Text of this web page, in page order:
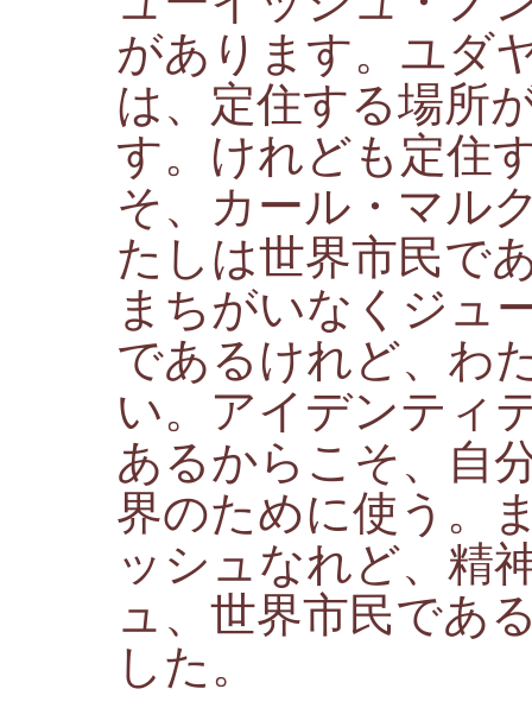
があります。ユダ
は、定住する場所
す。けれども定住
そ、カール・マル
たしは世界市民で
まちがいなくジュ
であるけれど、わ
い。アイデンティ
あるからこそ、自
界のために使う。
ッシュなれど、精
ュ、世界市民であ
した。